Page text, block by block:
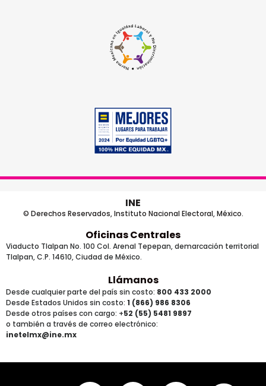
INE
© Derechos Reservados, Instituto Nacional Electoral, México.
Oficinas Centrales
Viaducto Tlalpan No. 100 Col. Arenal Tepepan, demarcación territorial
Tlalpan, C.P. 14610, Ciudad de México.
Llámanos
Desde cualquier parte del país sin costo: 800 433 2000
Desde Estados Unidos sin costo: 1 (866) 986 8306
Desde otros países con cargo: +52 (55) 5481 9897
o también a través de correo electrónico:
inetelmx@ine.mx